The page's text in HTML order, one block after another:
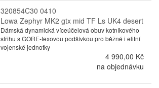
320854C30 0410
Lowa Zephyr MK2 gtx mid TF Ls UK4 desert
Dámská dynamická víceúčelová obuv kotníkového
střihu s GORE-texovou podšívkou pro běžné i elitní
vojenské jednotky
4 990,00 Kč
na objednávku